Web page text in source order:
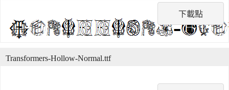
下載點
Transformers-Hollow-Normal.ttf